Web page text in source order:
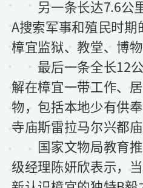
另一条长达7.6公
A搜索军事和殖民时
樟宜监狱、教堂、博
最后一条全长12
解在樟宜一带工作、
物，包括本地少有供
寺庙斯雷拉马尔兴都庙
国家文物局教育
级经理陈妍欣表示，